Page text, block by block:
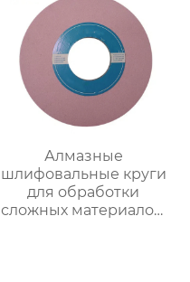
Алмазные
шлифовальные круги
для обработки
сложных материалов: